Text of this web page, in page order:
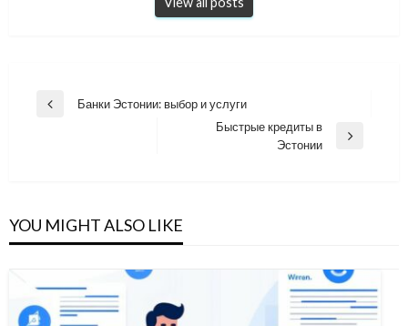
Навигация
Previous
Банки Эстонии: выбор и услуги
Быстрые кредиты в
Эстонии
YOU MIGHT ALSO LIKE